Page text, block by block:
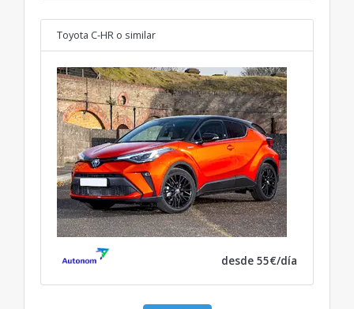
Toyota C-HR o similar
desde 55€/día